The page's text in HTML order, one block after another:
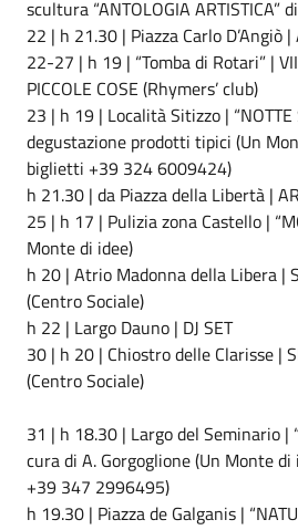
scultura “ANTOLOGIA ARTISTICA”
22 | h 21.30 | Piazza Carlo D’Angiò |
22-27 | h 19 | “Tomba di Rotari” |
PICCOLE COSE (Rhymers’ club)
23 | h 19 | Località Sitizzo | “NOTTE
degustazione prodotti tipici (Un
biglietti +39 324 6009424)
h 21.30 | da Piazza della Libertà |
25 | h 17 | Pulizia zona Castello |
Monte di idee)
h 20 | Atrio Madonna della Libera |
(Centro Sociale)
h 22 | Largo Dauno | DJ SET
30 | h 20 | Chiostro delle Clarisse |
(Centro Sociale)
31 | h 18.30 | Largo del Seminario |
cura di A. Gorgoglione (Un Monte
+39 347 2996495)
h 19.30 | Piazza de Galganis |